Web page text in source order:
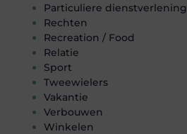
Particuliere dienstverlening
Rechten
Recreation / Food
Relatie
Sport
Tweewielers
Vakantie
Verbouwen
Winkelen